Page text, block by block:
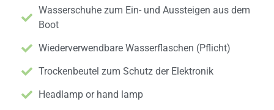
Wasserschuhe zum Ein- und Aussteigen aus dem
Boot
Wiederverwendbare Wasserflaschen (Pflicht)
Trockenbeutel zum Schutz der Elektronik
Headlamp or hand lamp